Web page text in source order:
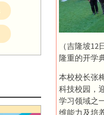
（吉隆坡
隆重的开学
本校校长张
科技校园，
学习领域之
维能力及培